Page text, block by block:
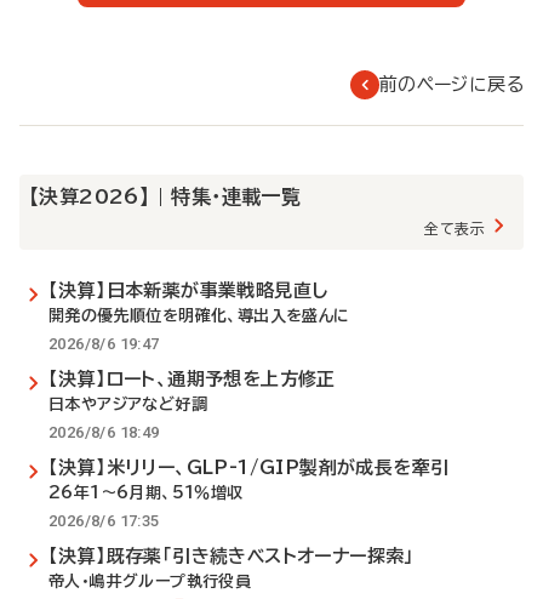
前のページに戻る
【決算2026】 | 特集・連載一覧
全て表示
【決算】日本新薬が事業戦略見直し
開発の優先順位を明確化、導出入を盛んに
2026/8/6 19:47
【決算】ロート、通期予想を上方修正
日本やアジアなど好調
2026/8/6 18:49
【決算】米リリー、GLP-1/GIP製剤が成長を牽引
26年1～6月期、51％増収
2026/8/6 17:35
【決算】既存薬「引き続きベストオーナー探索」
帝人・嶋井グループ執行役員